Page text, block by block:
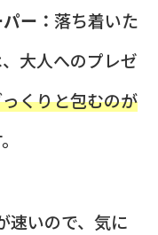
ー： 落ち着いた
大人へのプレゼ
くりと包むのが
速いので、気に